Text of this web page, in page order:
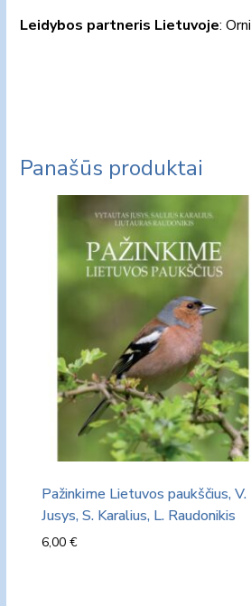
Leidybos partneris Lietuvoje:
Panašūs produktai
Pažinkime Lietuvos paukščius, V.
Jusys, S. Karalius, L. Raudonikis
6,00 €